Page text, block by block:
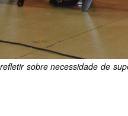
sobre necessidade de